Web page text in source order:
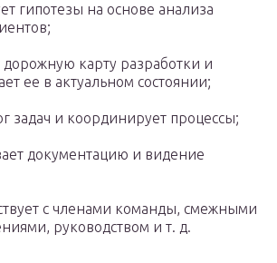
гипотезы на основе анализа
карту разработки и
ее в актуальном состоянии;
задач и координирует процессы;
документацию и видение
с членами команды, смежными
руководством и т. д.